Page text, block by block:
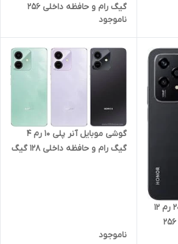
گیگ رام و حافظه داخلی 256
گیگ 5G
ناموجود
گوشی موبایل آنر 200LITE رم 12
گیگ رام و حافظه داخلی 256
گوشی موبایل آنر پلی 10 رم 4
گیگ رام و حافظه داخلی 128 گیگ
ناموجود